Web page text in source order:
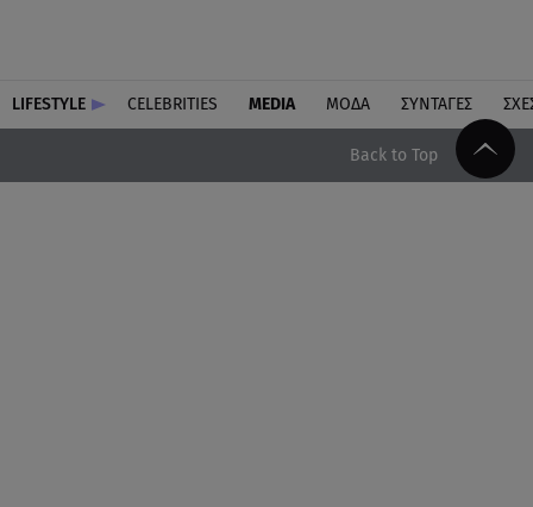
LIFESTYLE CELEBRITIES MEDIA ΜΟΔΑ ΣΥΝΤΑΓΕΣ
Back to Top